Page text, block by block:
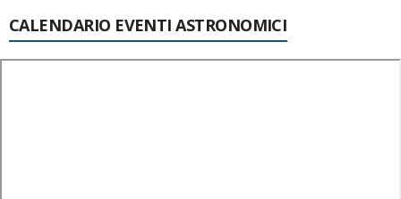
CALENDARIO EVENTI ASTRONOMICI